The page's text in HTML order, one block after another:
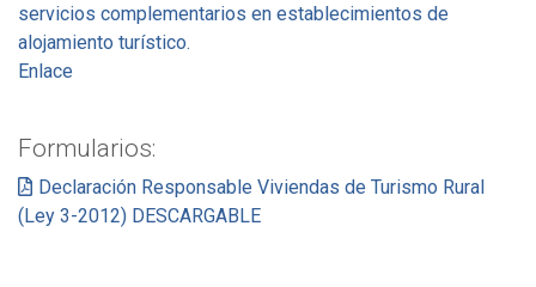
servicios complementarios en establecimientos de
alojamiento turístico.
Enlace
Formularios:
Declaración Responsable Viviendas de Turismo Rural
(Ley 3-2012) DESCARGABLE